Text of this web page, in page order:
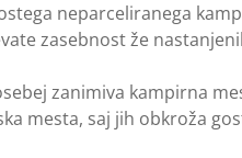
neparceliranega
zasebnost že
zanimiva kampirna
mesta, saj jih obkroža